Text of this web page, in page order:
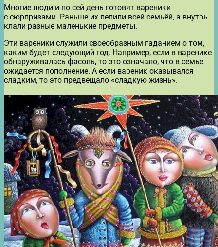
Многие люди и по сей день готовят вареники
с сюрпризами. Раньше их лепили всей семьёй, а внутрь
клали разные маленькие предметы.
Эти вареники служили своеобразным гаданием о том,
каким будет следующий год. Например, если в варенике
обнаруживалась фасоль, то это означало, что в семье
ожидается пополнение. А если вареник оказывался
сладким, то это предвещало «сладкую жизнь».